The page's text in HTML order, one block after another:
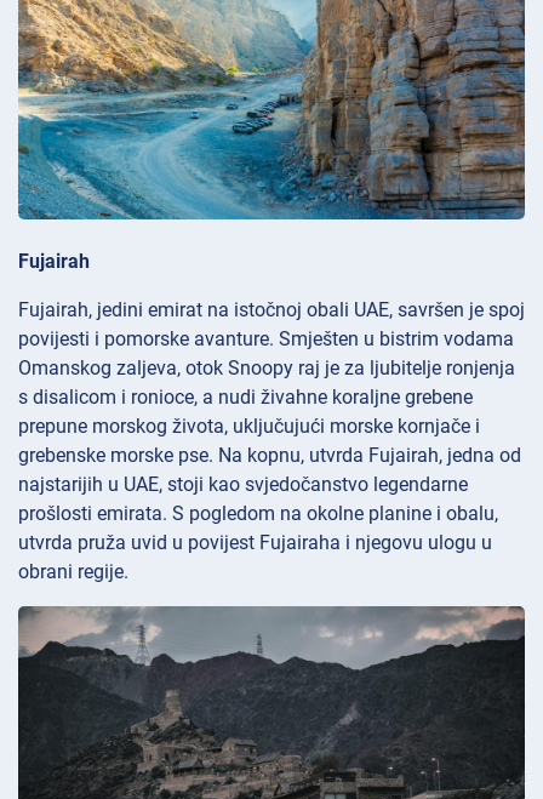
Fujairah
Fujairah, jedini emirat na istočnoj obali UAE, savršen je spoj
povijesti i pomorske avanture. Smješten u bistrim vodama
Omanskog zaljeva, otok Snoopy raj je za ljubitelje ronjenja
s disalicom i ronioce, a nudi živahne koraljne grebene
prepune morskog života, uključujući morske kornjače i
grebenske morske pse. Na kopnu, utvrda Fujairah, jedna od
najstarijih u UAE, stoji kao svjedočanstvo legendarne
prošlosti emirata. S pogledom na okolne planine i obalu,
utvrda pruža uvid u povijest Fujairaha i njegovu ulogu u
obrani regije.